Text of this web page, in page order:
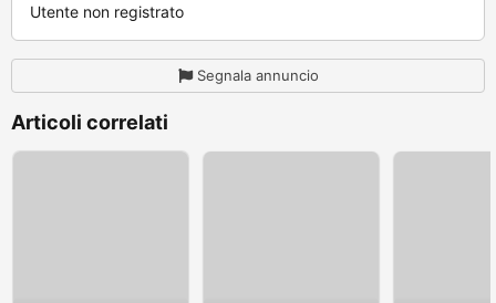
Utente non registrato
Segnala annuncio
Articoli correlati